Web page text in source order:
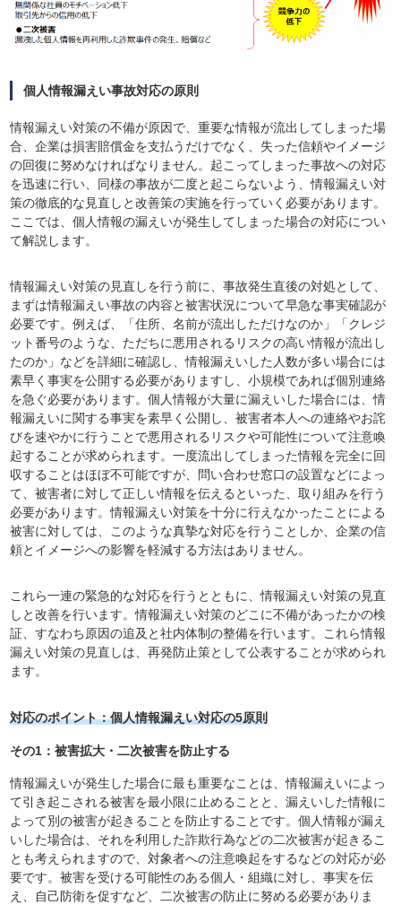
個人情報漏えい事故対応の原則
情報漏えい対策の不備が原因で、重要な情報が流出してしまった場
合、企業は損害賠償金を支払うだけでなく、失った信頼やイメージ
の回復に努めなければなりません。起こってしまった事故への対応
を迅速に行い、同様の事故が二度と起こらないよう、情報漏えい対
策の徹底的な見直しと改善策の実施を行っていく必要があります。
ここでは、個人情報の漏えいが発生してしまった場合の対応につい
て解説します。
情報漏えい対策の見直しを行う前に、事故発生直後の対処として、
まずは情報漏えい事故の内容と被害状況について早急な事実確認が
必要です。例えば、「住所、名前が流出しただけなのか」「クレジ
ット番号のような、ただちに悪用されるリスクの高い情報が流出し
たのか」などを詳細に確認し、情報漏えいした人数が多い場合には
素早く事実を公開する必要がありますし、小規模であれば個別連絡
を急ぐ必要があります。個人情報が大量に漏えいした場合には、情
報漏えいに関する事実を素早く公開し、被害者本人への連絡やお詫
びを速やかに行うことで悪用されるリスクや可能性について注意喚
起することが求められます。一度流出してしまった情報を完全に回
収することはほぼ不可能ですが、問い合わせ窓口の設置などによっ
て、被害者に対して正しい情報を伝えるといった、取り組みを行う
必要があります。情報漏えい対策を十分に行えなかったことによる
被害に対しては、このような真摯な対応を行うことしか、企業の信
頼とイメージへの影響を軽減する方法はありません。
これら一連の緊急的な対応を行うとともに、情報漏えい対策の見直
しと改善を行います。情報漏えい対策のどこに不備があったかの検
証、すなわち原因の追及と社内体制の整備を行います。これら情報
漏えい対策の見直しは、再発防止策として公表することが求められ
ます。
対応のポイント：個人情報漏えい対応の5原則
その1：被害拡大・二次被害を防止する
情報漏えいが発生した場合に最も重要なことは、情報漏えいによっ
て引き起こされる被害を最小限に止めることと、漏えいした情報に
よって別の被害が起きることを防止することです。個人情報が漏え
いした場合は、それを利用した詐欺行為などの二次被害が起きるこ
とも考えられますので、対象者への注意喚起をするなどの対応が必
要です。被害を受ける可能性のある個人・組織に対し、事実を伝
え、自己防衛を促すなど、二次被害の防止に努める必要がありま